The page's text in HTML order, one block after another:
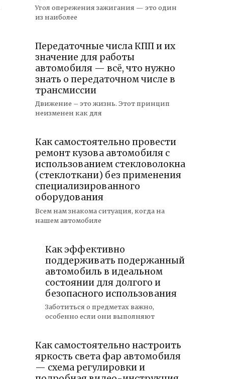
Угол опережения зажигания — это один
из наиболее
Передаточные числа КПП и их
значение для работы
автомобиля — всё, что нужно
знать о передаточном числе в
трансмиссии
Движение – это жизнь. Этот принцип
неизменен как для
Как самостоятельно провести
ремонт кузова автомобиля с
использованием стекловолокна
(стеклоткани) без применения
специализированного
оборудования
Всем нам знакома ситуация, когда на
нашем автомобиле
Как эффективно
поддерживать подержанный
автомобиль в идеальном
состоянии для долгого и
безопасного использования
Заботиться о предметах важно,
особенно если они выполняют
Как самостоятельно настроить
яркость света фар автомобиля
— схема регулировки и